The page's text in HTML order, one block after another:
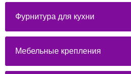
Фурнитура для кухни
Мебельные крепления